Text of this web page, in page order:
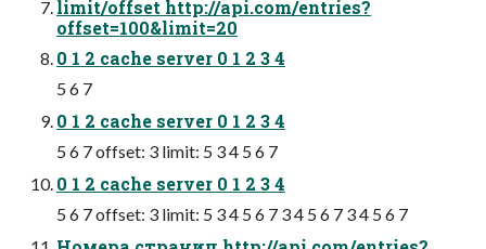
limit/offset httр://api.соm/entries?
offset=100&limit=20
0 1 2 cache server 0 1 2 3 4
5 6 7
0 1 2 cache server 0 1 2 3 4
5 6 7 offset: 3 limit: 5 3 4 5 6 7
0 1 2 cache server 0 1 2 3 4
5 6 7 offset: 3 limit: 5 3 4 5 6 7 3 4 5 6 7 3 4 5 6 7